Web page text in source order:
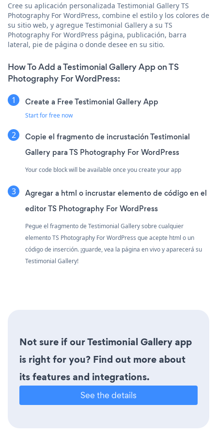
Cree su aplicación personalizada Testimonial Gallery TS
Photography For WordPress, combine el estilo y los colores de
su sitio web, y agregue Testimonial Gallery a su TS
Photography For WordPress página, publicación, barra
lateral, pie de página o donde desee en su sitio.
How To Add a Testimonial Gallery App on TS
Photography For WordPress:
Create a Free Testimonial Gallery App
Start for free now
Copie el fragmento de incrustación Testimonial
Gallery para TS Photography For WordPress
Your code block will be available once you create your app
Agregar a html o incrustar elemento de código en el
editor TS Photography For WordPress
Pegue el fragmento de Testimonial Gallery sobre cualquier
elemento TS Photography For WordPress que acepte html o un
código de inserción. ¡guarde, vea la página en vivo y aparecerá su
Testimonial Gallery!
Not sure if our Testimonial Gallery app
is right for you? Find out more about
its features and integrations.
See the details